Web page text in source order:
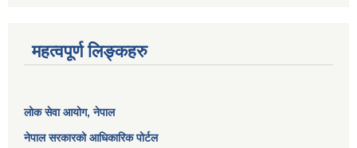
महत्वपूर्ण लिङ्कहरु
लोक सेवा आयोग, नेपाल
नेपाल सरकारको आधिकारिक पोर्टल